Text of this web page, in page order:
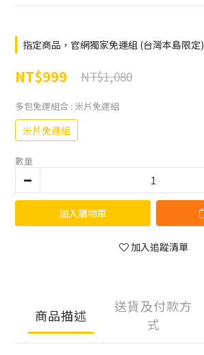
指定商品，官網獨家免運組 (台灣本島限定)
NT$999 NT$1,080
多包免運組合 : 米片免運組
米片免運組
數量
加入購物車
加入追蹤清單
商品描述
送貨及付款方
式